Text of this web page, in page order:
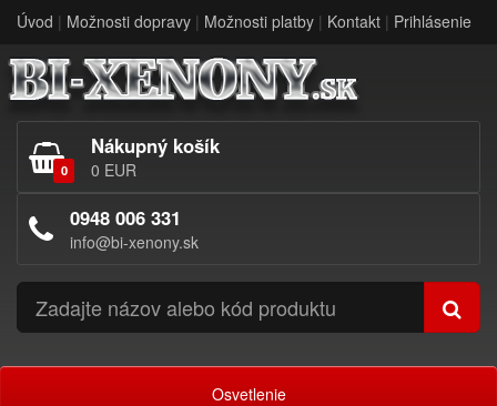
Úvod | Možnosti dopravy | Možnosti platby | Kontakt | Prihlásenie
0
Nákupný košík
0 EUR
0948 006 331
info@bi-xenony.sk
Osvetlenie